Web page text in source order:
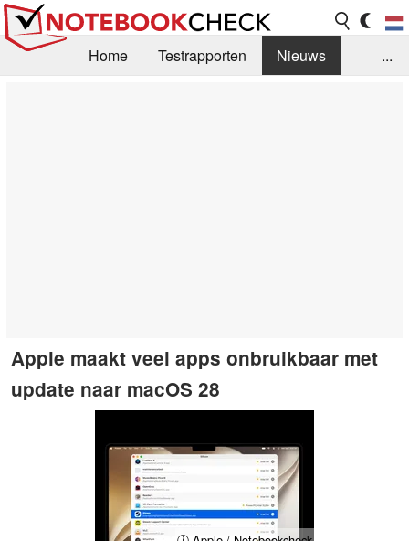
Home Testrapporten
Nieuws
...
Apple maakt veel apps onbruikbaar met
update naar macOS 28